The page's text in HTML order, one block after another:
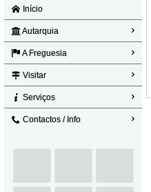
Início
Autarquia
A Freguesia
Visitar
Serviços
Contactos / Info